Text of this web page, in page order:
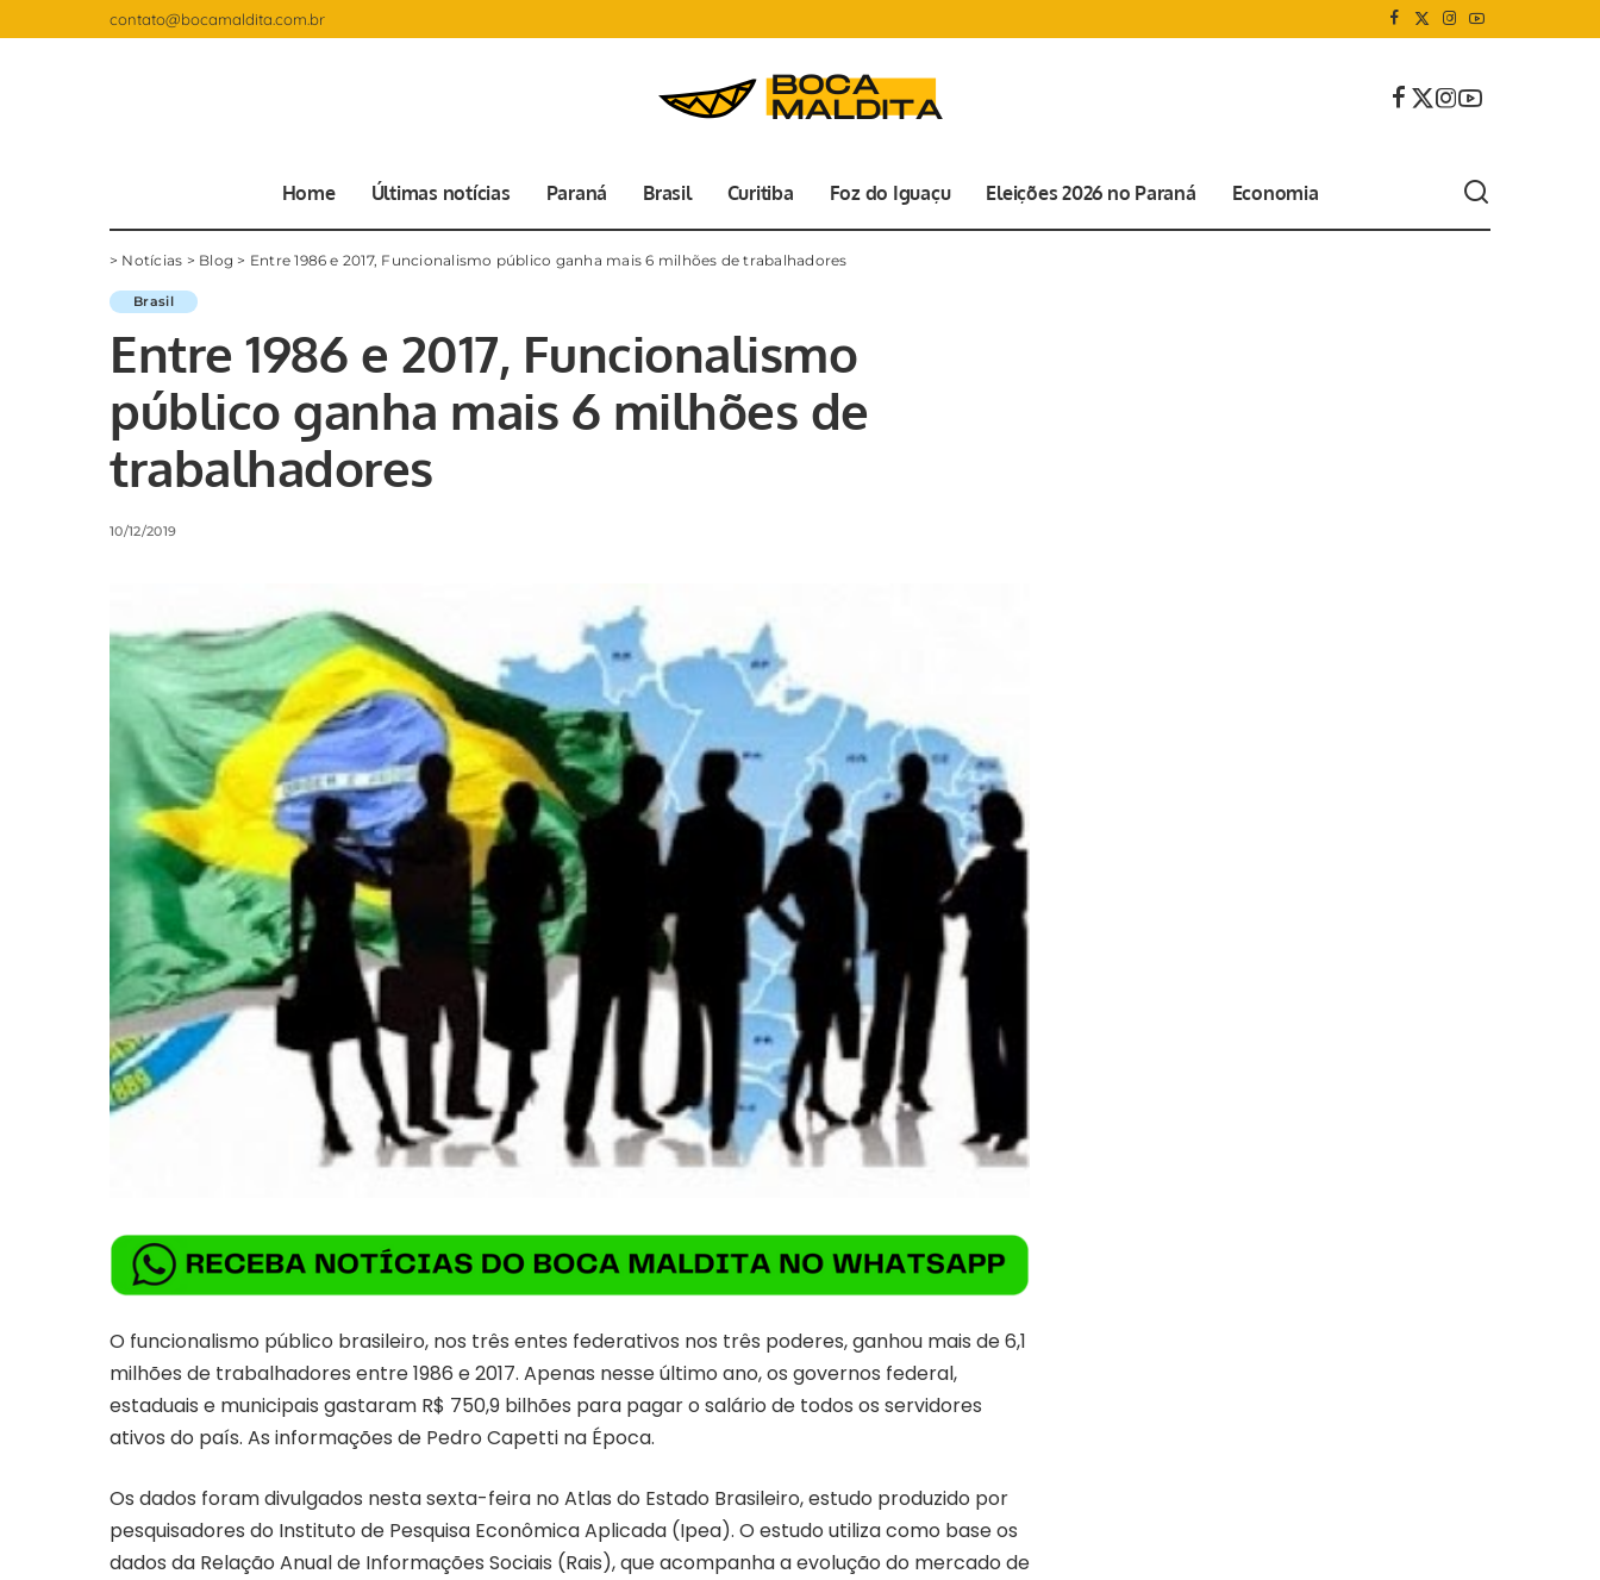
contato@bocamaldita.com.br
Home Últimas notícias Paraná Brasil Curitiba Foz do Iguaçu Eleições 2026 no Paraná Economia
> Notícias > Blog > Entre 1986 e 2017, Funcionalismo público ganha mais 6 milhões de trabalhadores
Brasil
Entre 1986 e 2017, Funcionalismo
público ganha mais 6 milhões de
trabalhadores
10/12/2019
O funcionalismo público brasileiro, nos três entes federativos nos três poderes, ganhou mais de 6,1
milhões de trabalhadores entre 1986 e 2017. Apenas nesse último ano, os governos federal,
estaduais e municipais gastaram R$ 750,9 bilhões para pagar o salário de todos os servidores
ativos do país. As informações de Pedro Capetti na Época.
Os dados foram divulgados nesta sexta-feira no Atlas do Estado Brasileiro, estudo produzido por
pesquisadores do Instituto de Pesquisa Econômica Aplicada (Ipea). O estudo utiliza como base os
dados da Relação Anual de Informações Sociais (Rais), que acompanha a evolução do mercado de